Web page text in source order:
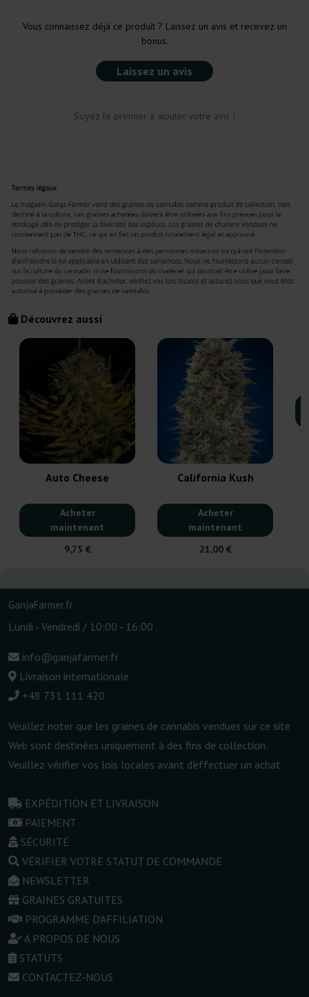
Vous connaissez déjà ce produit ? Laissez un avis et recevez un
bonus.
Laissez un avis
Soyez le premier à ajouter votre avis !
Découvrez aussi
Auto Cheese
Acheter
maintenant
9,75 €
California Kush
Acheter
maintenant
21,00 €
GanjaFarmer.fr
Lundi - Vendredi / 10:00 - 16:00
info@ganjafarmer.fr
Livraison internationale
+48 731 111 420
Veuillez noter que les graines de cannabis vendues sur ce site
Web sont destinées uniquement à des fins de collection.
Veuillez vérifier vos lois locales avant d'effectuer un achat.
EXPÉDITION ET LIVRAISON
PAIEMENT
SÉCURITÉ
VÉRIFIER VOTRE STATUT DE COMMANDE
NEWSLETTER
GRAINES GRATUITES
PROGRAMME D'AFFILIATION
A PROPOS DE NOUS
STATUTS
CONTACTEZ-NOUS